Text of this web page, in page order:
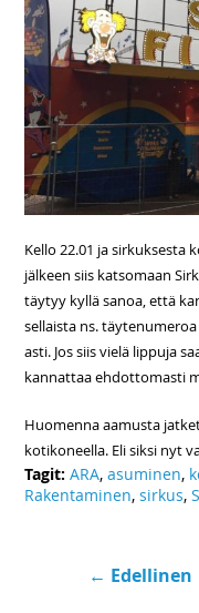
Kello 22.01 ja sirkuksesta
jälkeen siis katsomaan
täytyy kyllä sanoa, että
sellaista ns.
asti. Jos siis vielä lippuja
kannattaa ehdottomasti
Huomenna aamusta
kotikoneella. Eli siksi nyt
Tagit:ARA,asuminen,
Rakentaminen,sirkus,
← Edellinen